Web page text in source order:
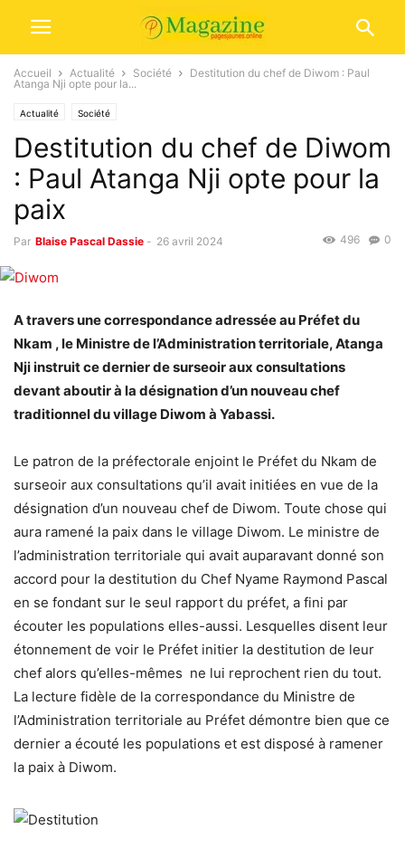
Accueil Actualité Société
Destitution du chef de Diwom : Paul
Atanga Nji opte pour la...
Actualité Société
Destitution du chef de Diwom
: Paul Atanga Nji opte pour la
paix
Par Blaise Pascal Dassie - 26 avril 2024 0
496
A travers une correspondance adressée au Préfet du
Nkam , le Ministre de l’Administration territoriale, Atanga
Nji instruit ce dernier de surseoir aux consultations
devant aboutir à la désignation d’un nouveau chef
traditionnel du village Diwom à Yabassi.
Le patron de la préfectorale enjoint le Préfet du Nkam de
surseoir aux consultations qu’il avait initiées en vue de la
désignation d’un nouveau chef de Diwom. Toute chose qui
aura ramené la paix dans le village Diwom. Le ministre de
l’administration territoriale qui avait auparavant donné son
accord pour la destitution du Chef Nyame Raymond Pascal
en se fondant sur le seul rapport du préfet, a fini par
écouter les populations elles-aussi. Lesquelles disent leur
étonnement de voir le Préfet initier la destitution de leur
chef alors qu’elles-mêmes ne lui reprochent rien du tout.
La lecture fidèle de la correspondance du Ministre de
l’Administration territoriale au Préfet démontre bien que ce
dernier a écouté les populations et est disposé à ramener
la paix à Diwom.